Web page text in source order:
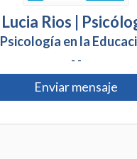
Lucia Rios |
Psicología en la
- -
Enviar mensaje